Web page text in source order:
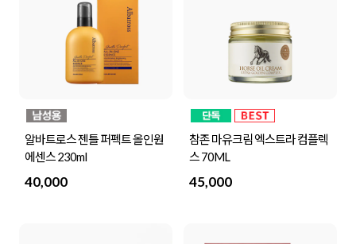
알바트로스 젠틀 퍼펙트 올인원
에센스 230ml
40,000
참존 마유크림 엑스트라 컴플렉
스 70ML
45,000